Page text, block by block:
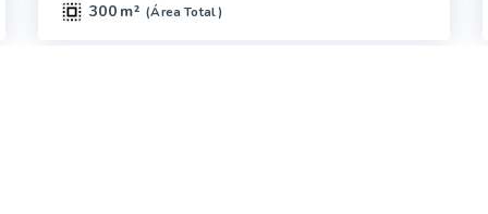
300 m² (Área Total)